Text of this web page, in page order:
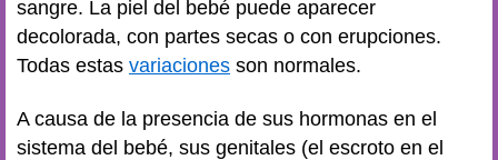
sangre. La piel del bebé puede aparecer
decolorada, con partes secas o con erupciones.
Todas estas variaciones son normales.
A causa de la presencia de sus hormonas en el
sistema del bebé, sus genitales (el escroto en el